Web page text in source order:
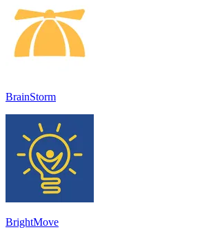
BrainStorm
BrightMove